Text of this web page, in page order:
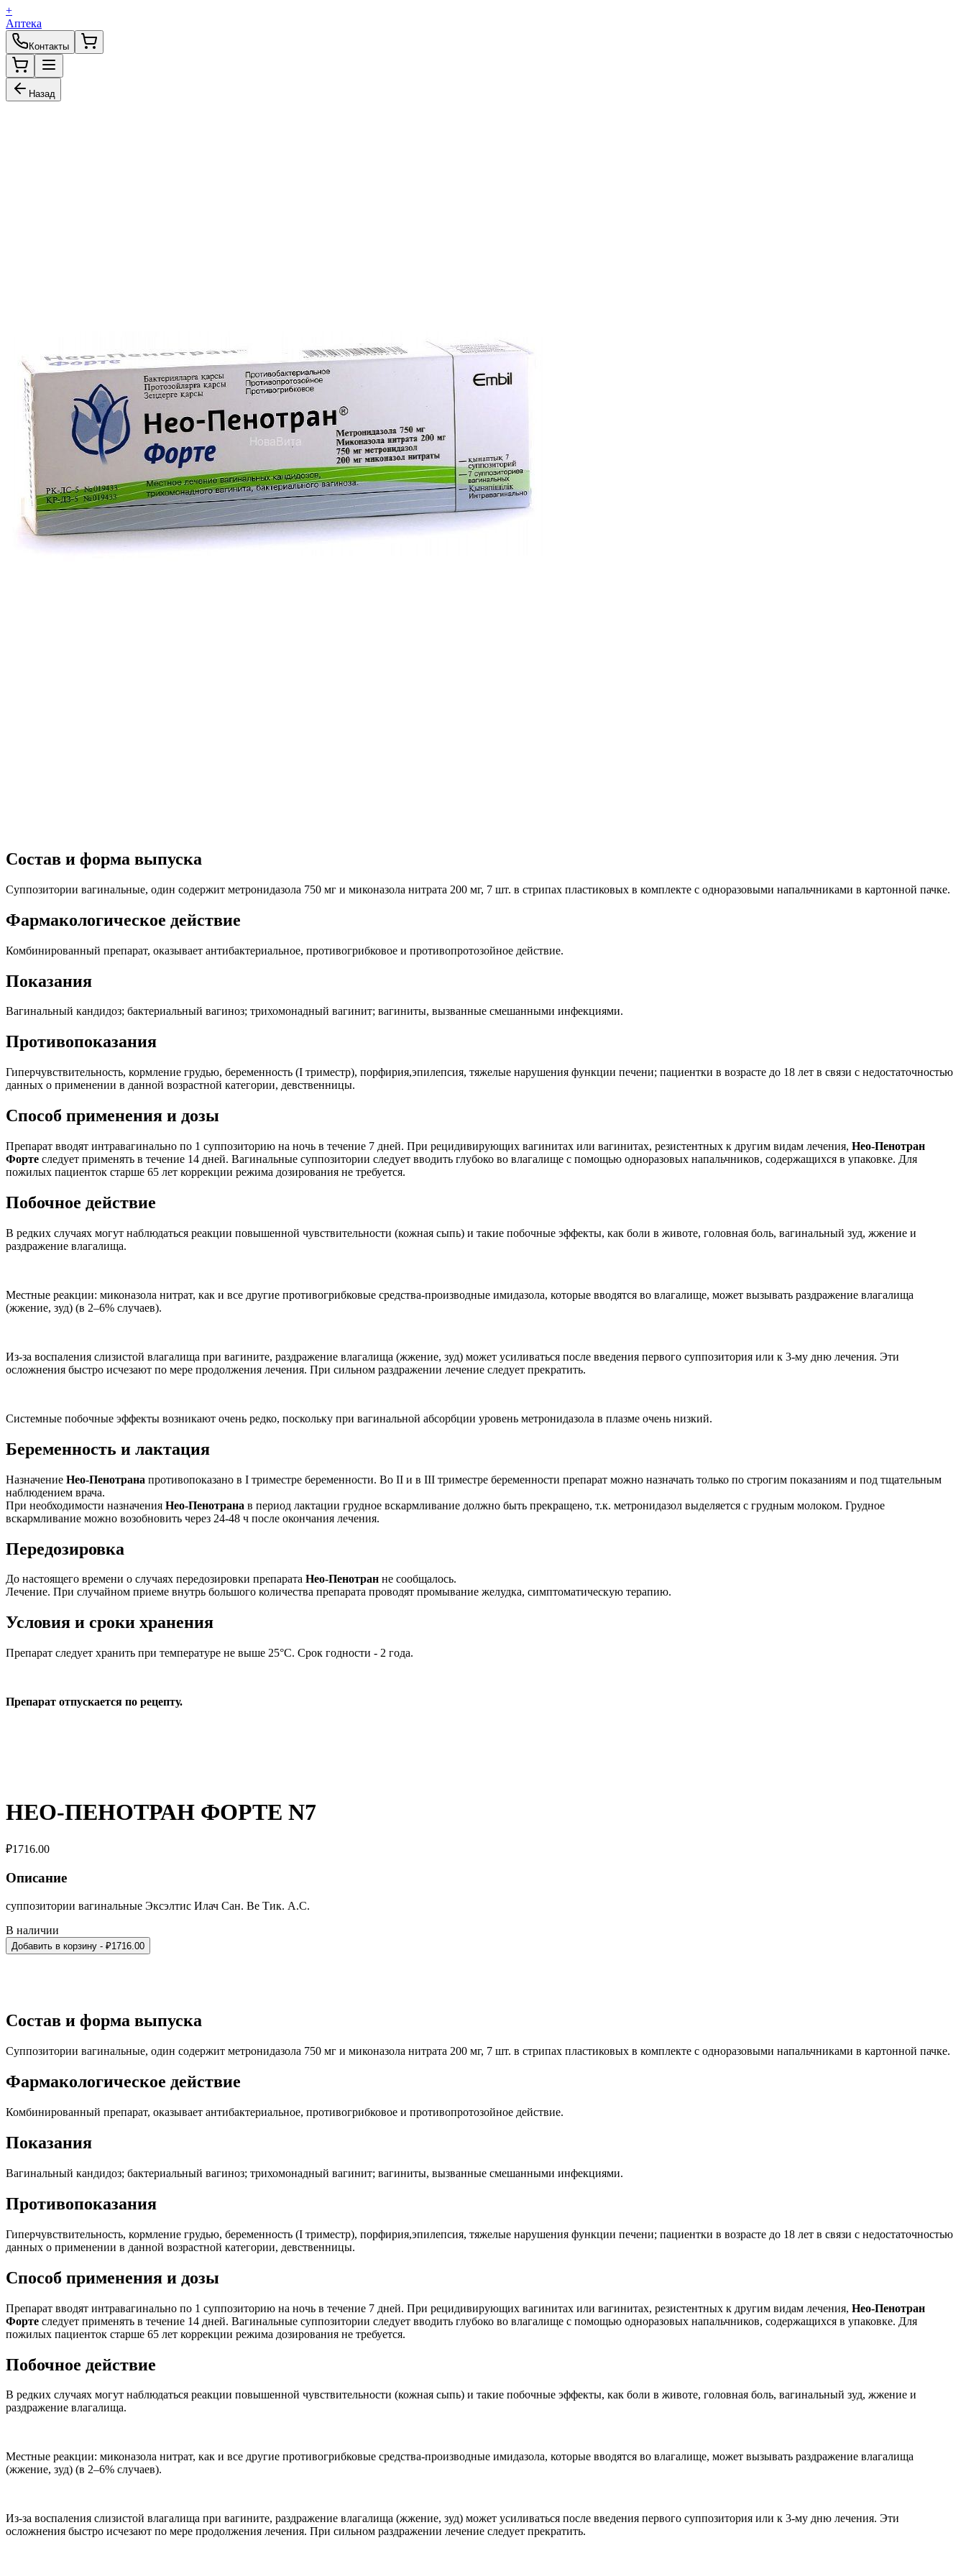
+
Аптека
Контакты
Назад
Состав и форма выпуска
Суппозитории вагинальные, один содержит метронидазола 750 мг и миконазола нитрата 200 мг, 7 шт. в стрипах пластиковых в комплекте с одноразовыми напальчниками в картонной пачке.
Фармакологическое действие
Комбинированный препарат, оказывает антибактериальное, противогрибковое и противопротозойное действие.
Показания
Вагинальный кандидоз; бактериальный вагиноз; трихомонадный вагинит; вагиниты, вызванные смешанными инфекциями.
Противопоказания
Гиперчувствительность, кормление грудью, беременность (I триместр), порфирия,эпилепсия, тяжелые нарушения функции печени; пациентки в возрасте до 18 лет в связи с недостаточностью
данных о применении в данной возрастной категории, девственницы.
Способ применения и дозы
Препарат вводят интравагинально по 1 суппозиторию на ночь в течение 7 дней. При рецидивирующих вагинитах или вагинитах, резистентных к другим видам лечения, Нео-Пенотран
Форте следует применять в течение 14 дней. Вагинальные суппозитории следует вводить глубоко во влагалище с помощью одноразовых напальчников, содержащихся в упаковке. Для
пожилых пациенток старше 65 лет коррекции режима дозирования не требуется.
Побочное действие
В редких случаях могут наблюдаться реакции повышенной чувствительности (кожная сыпь) и такие побочные эффекты, как боли в животе, головная боль, вагинальный зуд, жжение и
раздражение влагалища.
Местные реакции: миконазола нитрат, как и все другие противогрибковые средства-производные имидазола, которые вводятся во влагалище, может вызывать раздражение влагалища
(жжение, зуд) (в 2–6% случаев).
Из-за воспаления слизистой влагалища при вагините, раздражение влагалища (жжение, зуд) может усиливаться после введения первого суппозитория или к 3-му дню лечения. Эти
осложнения быстро исчезают по мере продолжения лечения. При сильном раздражении лечение следует прекратить.
Системные побочные эффекты возникают очень редко, поскольку при вагинальной абсорбции уровень метронидазола в плазме очень низкий.
Беременность и лактация
Назначение Нео-Пенотрана противопоказано в I триместре беременности. Во II и в III триместре беременности препарат можно назначать только по строгим показаниям и под тщательным
наблюдением врача.
При необходимости назначения Нео-Пенотрана в период лактации грудное вскармливание должно быть прекращено, т.к. метронидазол выделяется с грудным молоком. Грудное
вскармливание можно возобновить через 24-48 ч после окончания лечения.
Передозировка
До настоящего времени о случаях передозировки препарата Нео-Пенотран не сообщалось.
Лечение. При случайном приеме внутрь большого количества препарата проводят промывание желудка, симптоматическую терапию.
Условия и сроки хранения
Препарат следует хранить при температуре не выше 25°C. Срок годности - 2 года.
Препарат отпускается по рецепту.
НЕО-ПЕНОТРАН ФОРТЕ N7
₽1716.00
Описание
суппозитории вагинальные Эксэлтис Илач Сан. Ве Тик. А.С.
В наличии
Добавить в корзину - ₽1716.00
Состав и форма выпуска
Суппозитории вагинальные, один содержит метронидазола 750 мг и миконазола нитрата 200 мг, 7 шт. в стрипах пластиковых в комплекте с одноразовыми напальчниками в картонной пачке.
Фармакологическое действие
Комбинированный препарат, оказывает антибактериальное, противогрибковое и противопротозойное действие.
Показания
Вагинальный кандидоз; бактериальный вагиноз; трихомонадный вагинит; вагиниты, вызванные смешанными инфекциями.
Противопоказания
Гиперчувствительность, кормление грудью, беременность (I триместр), порфирия,эпилепсия, тяжелые нарушения функции печени; пациентки в возрасте до 18 лет в связи с недостаточностью
данных о применении в данной возрастной категории, девственницы.
Способ применения и дозы
Препарат вводят интравагинально по 1 суппозиторию на ночь в течение 7 дней. При рецидивирующих вагинитах или вагинитах, резистентных к другим видам лечения, Нео-Пенотран
Форте следует применять в течение 14 дней. Вагинальные суппозитории следует вводить глубоко во влагалище с помощью одноразовых напальчников, содержащихся в упаковке. Для
пожилых пациенток старше 65 лет коррекции режима дозирования не требуется.
Побочное действие
В редких случаях могут наблюдаться реакции повышенной чувствительности (кожная сыпь) и такие побочные эффекты, как боли в животе, головная боль, вагинальный зуд, жжение и
раздражение влагалища.
Местные реакции: миконазола нитрат, как и все другие противогрибковые средства-производные имидазола, которые вводятся во влагалище, может вызывать раздражение влагалища
(жжение, зуд) (в 2–6% случаев).
Из-за воспаления слизистой влагалища при вагините, раздражение влагалища (жжение, зуд) может усиливаться после введения первого суппозитория или к 3-му дню лечения. Эти
осложнения быстро исчезают по мере продолжения лечения. При сильном раздражении лечение следует прекратить.